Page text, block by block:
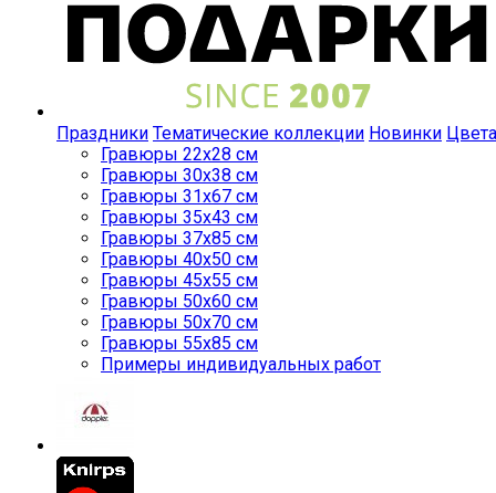
Праздники Тематические коллекции Новинки Цвета
Гравюры 22x28 см
Гравюры 30x38 см
Гравюры 31x67 см
Гравюры 35x43 см
Гравюры 37x85 см
Гравюры 40x50 см
Гравюры 45x55 см
Гравюры 50x60 см
Гравюры 50x70 см
Гравюры 55x85 см
Примеры индивидуальных работ